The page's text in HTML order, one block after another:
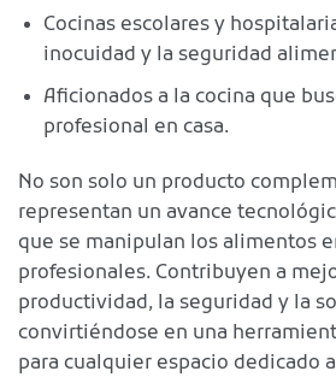
Cocinas escolares y
inocuidad y la seguridad
Aficionados a la cocina que
profesional en casa.
No son solo un producto
representan un avance
que se manipulan los alimentos
profesionales. Contribuyen a
productividad, la seguridad y la
convirtiéndose en una
para cualquier espacio dedicado